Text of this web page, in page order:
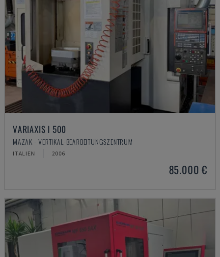
VARIAXIS I 500
MAZAK - VERTIKAL-BEARBEITUNGSZENTRUM
ITALIEN 2006
85.000 €